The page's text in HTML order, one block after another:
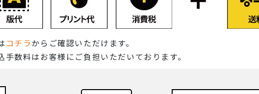
コチラからご確認いただけます。
数料はお客様にご負担いただいております。